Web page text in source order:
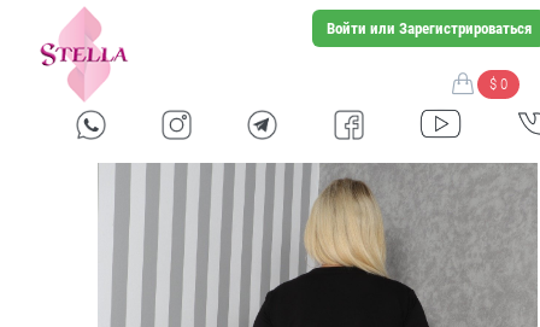
Войти или Зарегистрироваться
$ 0